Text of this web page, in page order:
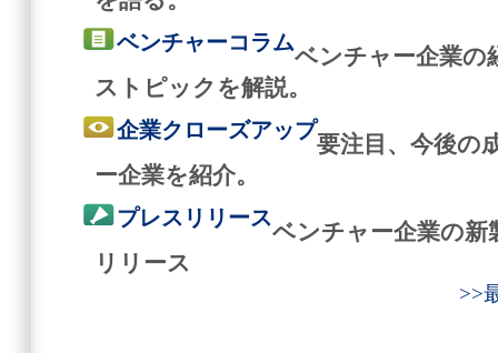
ベンチャーコラム
ベンチャー企業の
ストピックを解説。
企業クローズアップ
要注目、今後の
ー企業を紹介。
プレスリリース
ベンチャー企業の新
リリース
>>